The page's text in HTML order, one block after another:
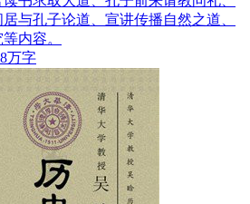
与孔子论道、宣讲传播自然之道、
内容。
万字